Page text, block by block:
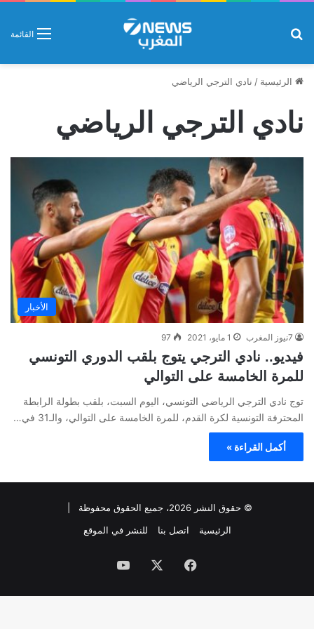
القائمة
الرئيسية / نادي الترجي الرياضي
نادي الترجي الرياضي
الأخبار
7نيوز المغرب 1 مايو، 2021 97
فيديو.. نادي الترجي يتوج بلقب الدوري التونسي
للمرة الخامسة على التوالي
توج نادي الترجي الرياضي التونسي، اليوم السبت، بلقب بطولة الرابطة
المحترفة التونسية لكرة القدم، للمرة الخامسة على التوالي، والـ31 في…
أكمل القراءة »
© حقوق النشر 2026، جميع الحقوق محفوظة |
الرئيسية
اتصل بنا للنشر في الموقع
فيسبوك